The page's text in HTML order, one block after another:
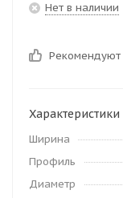
Нет в наличии
Рекомендуют
Характеристики
Ширина
Профиль
Диаметр